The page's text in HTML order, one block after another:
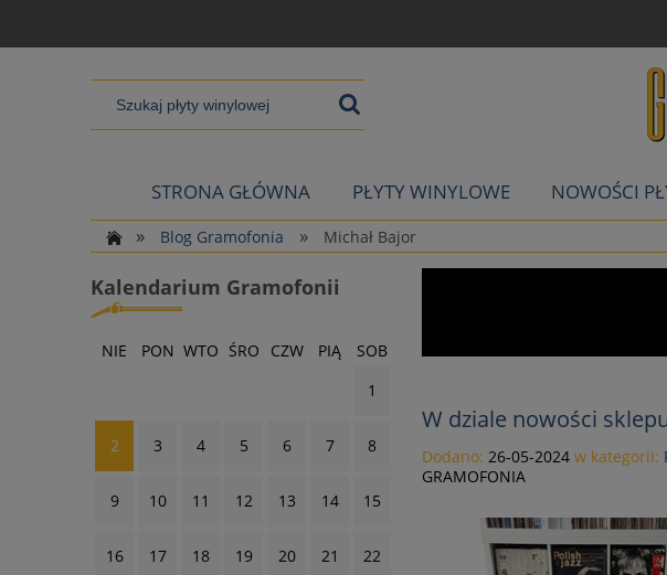
STRONA GŁÓWNA PŁYTY WINYLOWE NOWOŚCI
»
Blog Gramofonia » Michał Bajor
Kalendarium Gramofonii
NIE PON WTO ŚRO CZW PIĄ
SOB
1
2 3 4 5 6 7 8
9 10 11 12 13 14 15
16 17 18 19 20 21 22
W dziale nowości
Dodano: 26-05-2024 w kategorii:
GRAMOFONIA